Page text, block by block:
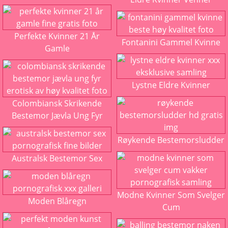
Perfekte Kvinner 21 År
Gamle
Colombiansk Skrikende
Bestemor Jævla Ung Fyr
Australsk Bestemor Sex
Moden Blåregn
Fontanini Gammel Kvinne
Lystne Eldre Kvinner
Røykende Bestemorsludder
Modne Kvinner Som Svelger
Cum